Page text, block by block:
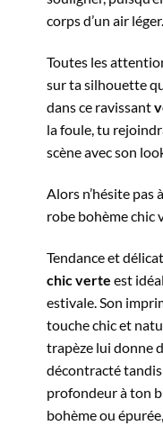
corps d’un air léger.
Toutes les
sur ta silhouette
dans ce ravissant
la foule, tu
scène avec son
Alors n’hésite pas
robe bohème chic
Tendance et
chic verte est
estivale. Son
touche chic et
trapèze lui donne
décontracté tandis
profondeur à ton
bohème ou